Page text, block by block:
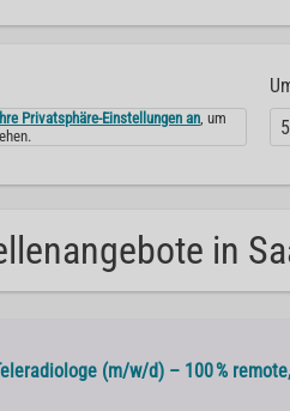
Privatsphäre-Einstellungen an, um
in
(m/w/d) – 100 %